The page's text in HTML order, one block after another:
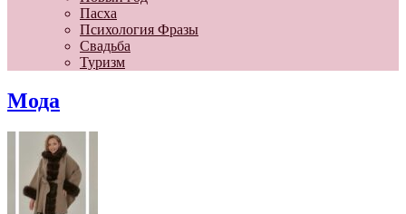
Пасха
Психология Фразы
Свадьба
Туризм
Мода